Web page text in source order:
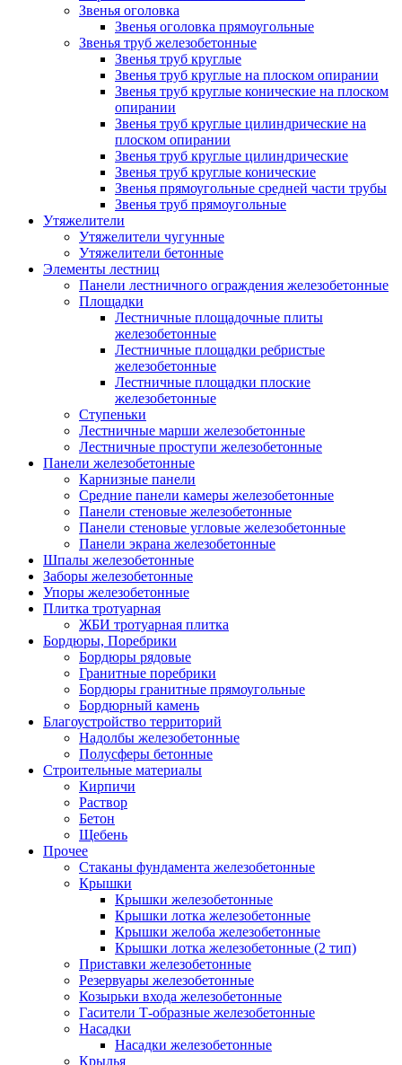
Звенья оголовка
Звенья оголовка прямоугольные
Звенья труб железобетонные
Звенья труб круглые
Звенья труб круглые на плоском опирании
Звенья труб круглые конические на плоском
опирании
Звенья труб круглые цилиндрические на
плоском опирании
Звенья труб круглые цилиндрические
Звенья труб круглые конические
Звенья прямоугольные средней части трубы
Звенья труб прямоугольные
Утяжелители
Утяжелители чугунные
Утяжелители бетонные
Элементы лестниц
Панели лестничного ограждения железобетонные
Площадки
Лестничные площадочные плиты
железобетонные
Лестничные площадки ребристые
железобетонные
Лестничные площадки плоские
железобетонные
Ступеньки
Лестничные марши железобетонные
Лестничные проступи железобетонные
Панели железобетонные
Карнизные панели
Средние панели камеры железобетонные
Панели стеновые железобетонные
Панели стеновые угловые железобетонные
Панели экрана железобетонные
Шпалы железобетонные
Заборы железобетонные
Упоры железобетонные
Плитка тротуарная
ЖБИ тротуарная плитка
Бордюры, Поребрики
Бордюры рядовые
Гранитные поребрики
Бордюры гранитные прямоугольные
Бордюрный камень
Благоустройство территорий
Надолбы железобетонные
Полусферы бетонные
Строительные материалы
Кирпичи
Раствор
Бетон
Щебень
Прочее
Стаканы фундамента железобетонные
Крышки
Крышки железобетонные
Крышки лотка железобетонные
Крышки желоба железобетонные
Крышки лотка железобетонные (2 тип)
Приставки железобетонные
Резервуары железобетонные
Козырьки входа железобетонные
Гасители Т-образные железобетонные
Насадки
Насадки железобетонные
Крылья